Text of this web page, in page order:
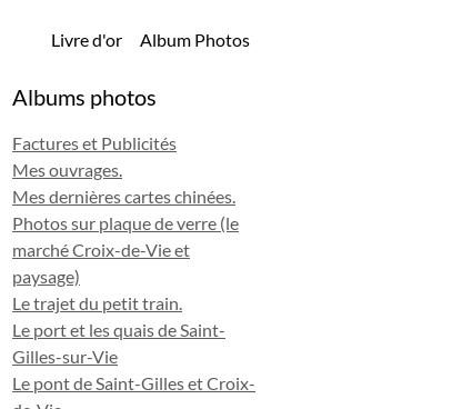
Livre d'or Album Photos
Albums photos
Factures et Publicités
Mes ouvrages.
Mes dernières cartes chinées.
Photos sur plaque de verre (le
marché Croix-de-Vie et
paysage)
Le trajet du petit train.
Le port et les quais de Saint-
Gilles-sur-Vie
Le pont de Saint-Gilles et Croix-